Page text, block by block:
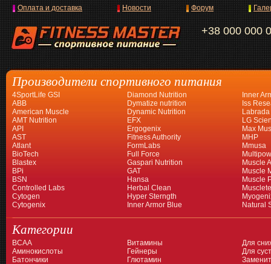
+38 000 000
Оплата и доставка Новости Форум
Производители спортивного питания
4SportLife GSI
ABB
American Muscle
AMT Nutrition
API
AST
Atlant
BioTech
Blastex
BPi
BSN
Controlled Labs
Cytogen
Cytogenix
Diamond Nutrition
Dymatize nutrition
Dynamic Nutrition
EFX
Ergogenix
Fitness Authority
FormLabs
Full Force
Gaspari Nutrition
GAT
Hansa
Herbal Clean
Hyper Sterngth
Inner Armor Blue
Inner
Iss
Labrada
LG
Max
MHP
Mmusa
Muscle
Muscle
Muscle
Natural
Категории
BCAA
Аминокислоты
Батончики
Витамины
Гейнеры
Глютамин
Для
Для